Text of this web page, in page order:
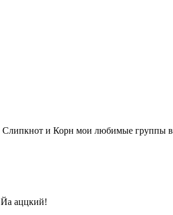
Слипкнот и Корн мои любимые группы
Йа аццкий!